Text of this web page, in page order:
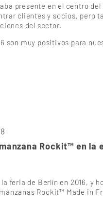
presente en el centro
clientes y socios, pero
del sector.
son muy positivos para
Rockit™ en
feria de Berlín en 2016, y
Rockit™ Made in